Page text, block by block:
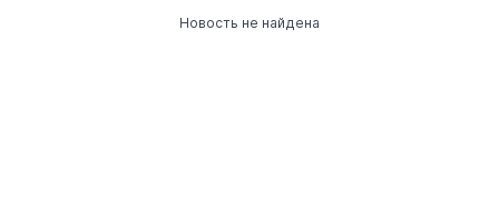
Новость не найдена